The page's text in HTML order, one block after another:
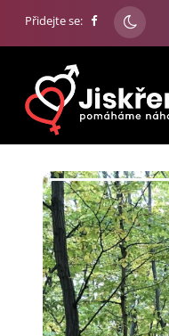
Přidejte se: